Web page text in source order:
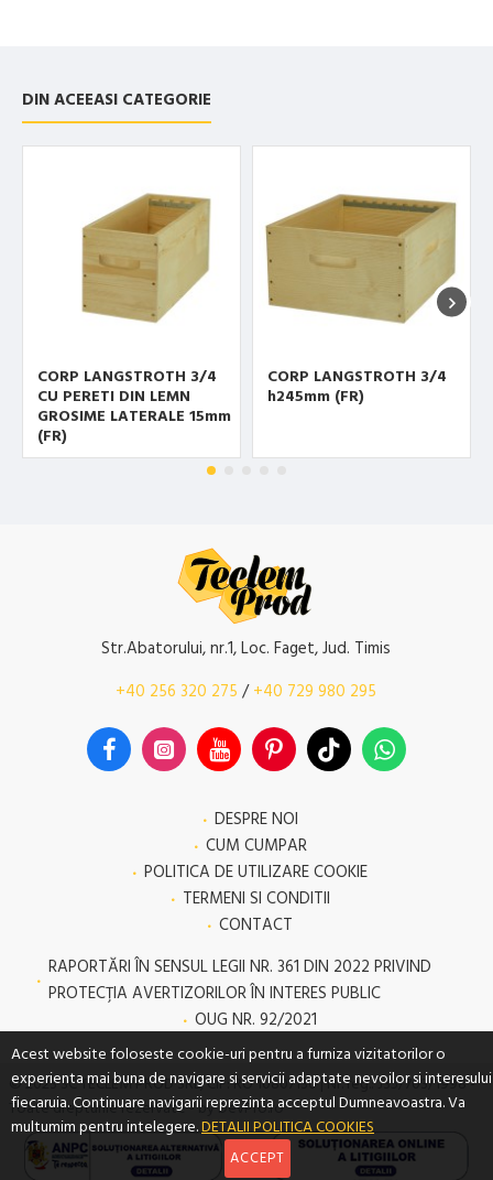
DIN ACEEASI CATEGORIE
CORP LANGSTROTH 3/4
CU PERETI DIN LEMN
GROSIME LATERALE 15mm
(FR)
CORP LANGSTROTH 3/4
h245mm (FR)
Str.Abatorului, nr.1, Loc. Faget, Jud. Timis
+40 256 320 275 /+40 729 980 295
DESPRE NOI
CUM CUMPAR
POLITICA DE UTILIZARE COOKIE
TERMENI SI CONDITII
CONTACT
RAPORTĂRI ÎN SENSUL LEGII NR. 361 DIN 2022 PRIVIND
PROTECŢIA AVERTIZORILOR ÎN INTERES PUBLIC
OUG NR. 92/2021
© 2023 SC TECLEM PROD SRL, CIF: RO 10807130 | Nr. reg.: J35/703/1998 -
Toate drepturile rezervate - by DevPro.ro
ACCEPT
Acest website foloseste cookie-uri pentru a furniza vizitatorilor o
experienta mai buna de navigare si servicii adaptate nevoilor si interesului
fiecaruia. Continuare navigarii reprezinta acceptul Dumneavoastra. Va
multumim pentru intelegere.DETALII POLITICA COOKIES